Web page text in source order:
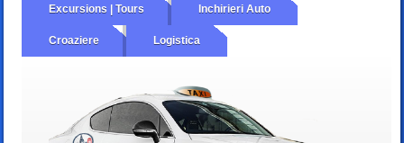
Excursions | Tours Inchirieri Auto
Croaziere Logistica